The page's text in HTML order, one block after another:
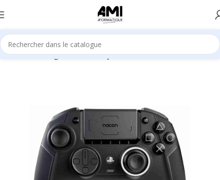
Accueil Gaming CONSOLE DE JEUX